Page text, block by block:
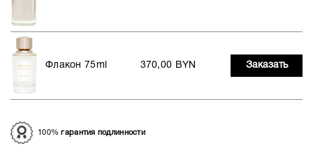
Флакон 75ml 370,00 BYN Заказать
100%гарантия подлинности